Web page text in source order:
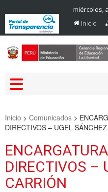
miércoles,
Inicio
Inicio > Comunicados >
DIRECTIVOS – UGEL
DIRECTIVOS –
CARRIÓN